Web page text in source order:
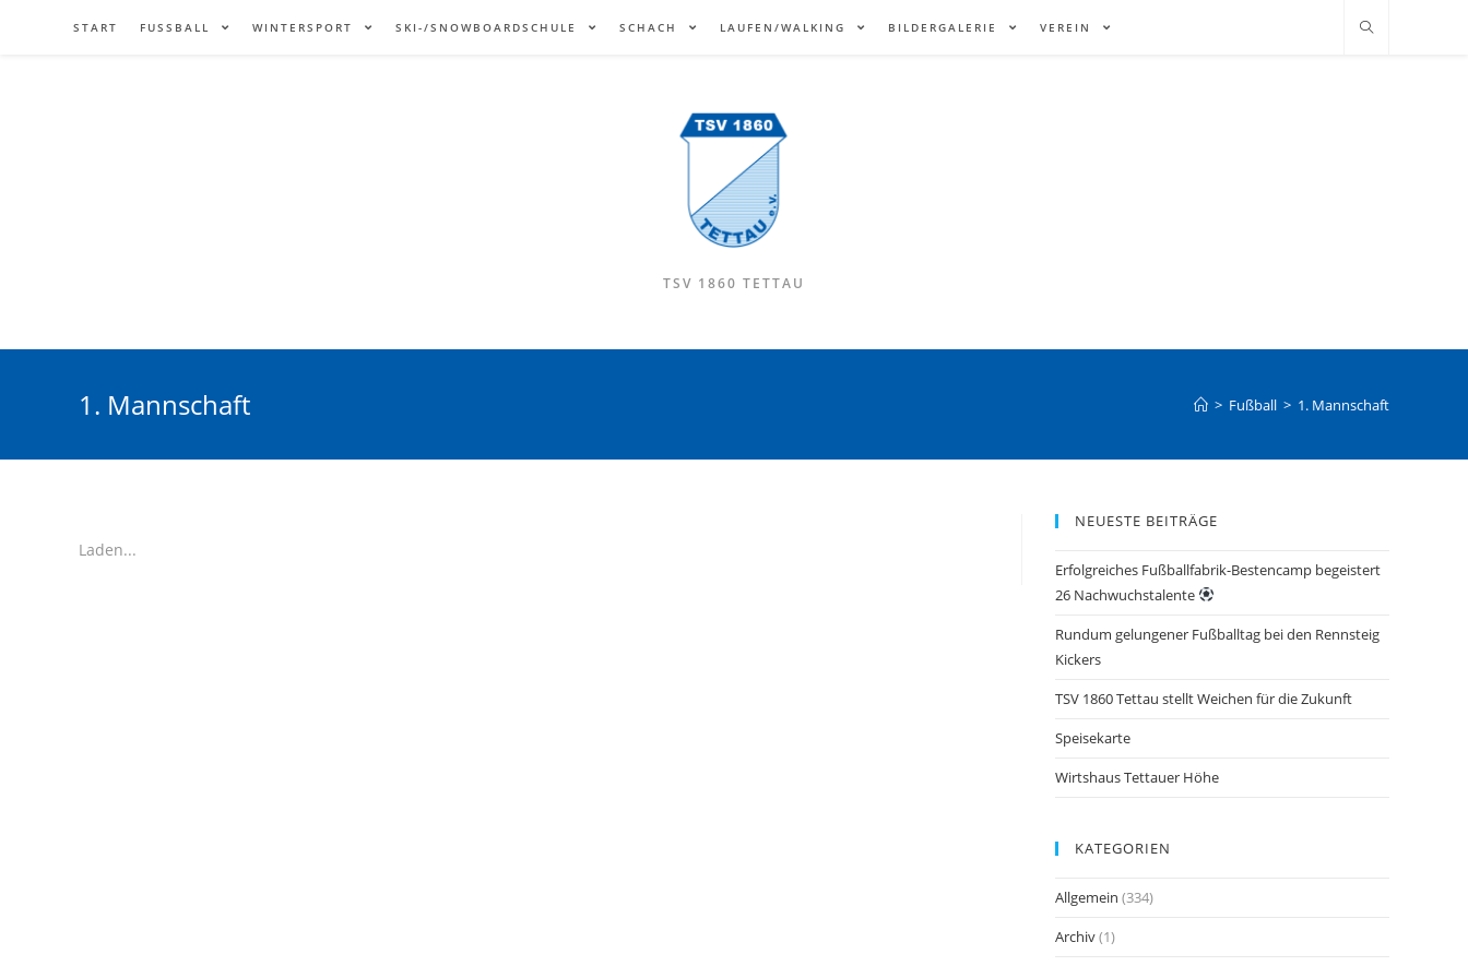
START FUSSBALL WINTERSPORT SKI-/SNOWBOARDSCHULE SCHACH LAUFEN/WALKING BILDERGALERIE VEREIN
TSV 1860 TETTAU
1. Mannschaft > Fußball > 1. Mannschaft
Laden...
NEUESTE BEITRÄGE
Erfolgreiches Fußballfabrik-Bestencamp begeistert
26 Nachwuchstalente
Rundum gelungener Fußballtag bei den Rennsteig
Kickers
TSV 1860 Tettau stellt Weichen für die Zukunft
Speisekarte
Wirtshaus Tettauer Höhe
KATEGORIEN
Allgemein (334)
Archiv(1)